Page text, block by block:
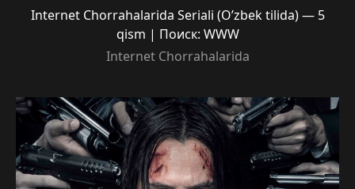
Internet Chorrahalarida Seriali (O’zbek tilida) — 5
qism | Поиск: WWW
Internet Chorrahalarida